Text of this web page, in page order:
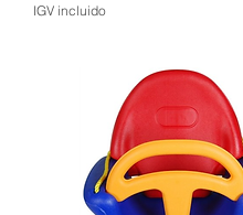
IGV incluido